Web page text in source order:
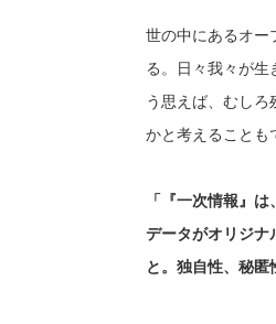
世の中にあるオー
る。日々我々が
う思えば、むし
かと考えることも
「『一次情報』
データがオリジナ
と。独自性、秘匿